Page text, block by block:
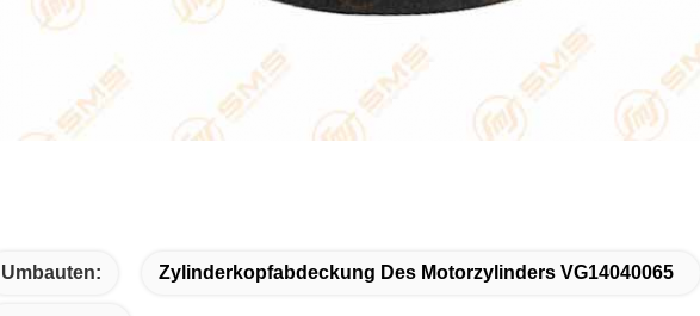
Umbauten: Zylinderkopfabdeckung Des Motorzylinders VG14040065